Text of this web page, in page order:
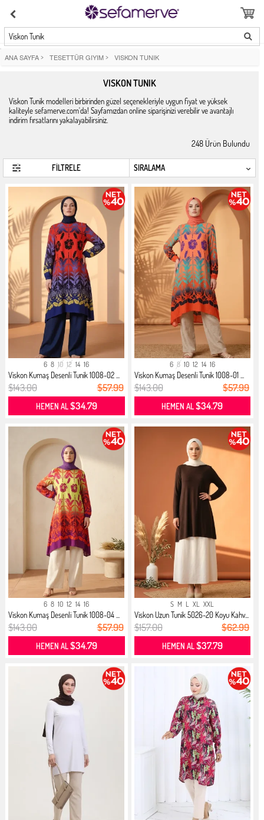
Viskon Tunik
ANA SAYFA > TESETTÜR GIYIM > VISKON TUNIK
VISKON TUNIK
Viskon Tunik modelleri birbirinden güzel seçenekleriyle uygun fiyat ve yüksek
kaliteyle sefamerve.com'da! Sayfamızdan online siparişinizi verebilir ve avantajlı
indirim fırsatlarını yakalayabilirsiniz.
248 Ürün Bulundu
FİLTRELE
6 8 10 12 14 16
Viskon Kumaş Desenli Tunik 1008-02 ...
$143.00 $57.99
HEMEN AL$34.79
6 8 10 12 14 16
Viskon Kumaş Desenli Tunik 1008-01 ...
$143.00 $57.99
HEMEN AL$34.79
6 8 10 12 14 16
Viskon Kumaş Desenli Tunik 1008-04 ...
$143.00 $57.99
HEMEN AL$34.79
S M L XL XXL
Viskon Uzun Tunik 5026-20 Koyu Kahv...
$157.00 $62.99
HEMEN AL$37.79